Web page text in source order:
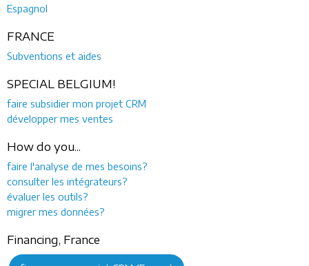
Espagnol
FRANCE
Subventions et aides
SPECIAL BELGIUM!
faire subsidier mon projet CRM
développer mes ventes
How do you...
faire l'analyse de mes besoins?
consulter les intégrateurs?
évaluer les outils?
migrer mes données?
Financing, France